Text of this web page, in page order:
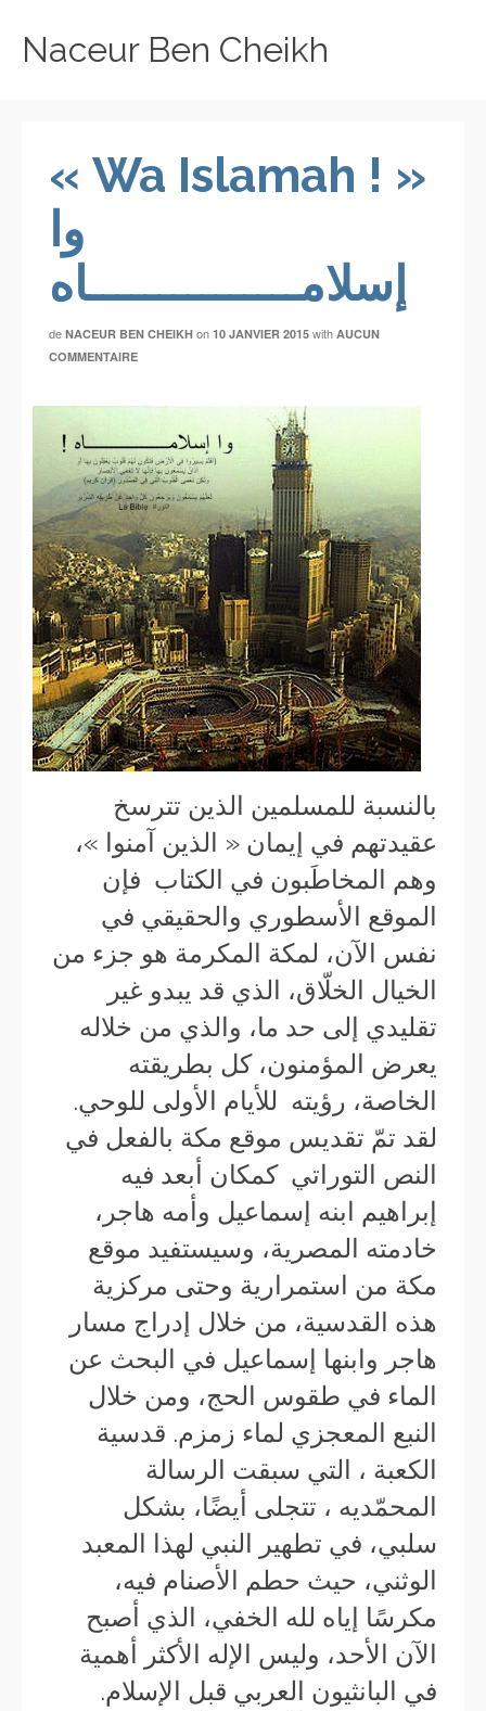
Naceur Ben Cheikh
« Wa Islamah ! »
وا
إسلامـــــــــــــــاه
de NACEUR BEN CHEIKH on 10 JANVIER 2015 with AUCUN
COMMENTAIRE
بالنسبة للمسلمين الذين تترسخ
عقيدتهم في إيمان « الذين آمنوا »،
وهم المخاطَبون في الكتاب فإن
الموقع الأسطوري والحقيقي في
نفس الآن، لمكة المكرمة هو جزء من
الخيال الخلّاق، الذي قد يبدو غير
تقليدي إلى حد ما، والذي من خلاله
يعرض المؤمنون، كل بطريقته
الخاصة، رؤيته للأيام الأولى للوحي.
لقد تمّ تقديس موقع مكة بالفعل في
النص التوراتي كمكان أبعد فيه
إبراهيم ابنه إسماعيل وأمه هاجر،
خادمته المصرية، وسيستفيد موقع
مكة من استمرارية وحتى مركزية
هذه القدسية، من خلال إدراج مسار
هاجر وابنها إسماعيل في البحث عن
الماء في طقوس الحج، ومن خلال
النبع المعجزي لماء زمزم. قدسية
الكعبة ، التي سبقت الرسالة
المحمّديه ، تتجلى أيضًا، بشكل
سلبي، في تطهير النبي لهذا المعبد
الوثني، حيث حطم الأصنام فيه،
مكرسًا إياه لله الخفي، الذي أصبح
الآن الأحد، وليس الإله الأكثر أهمية
في البانثيون العربي قبل الإسلام.